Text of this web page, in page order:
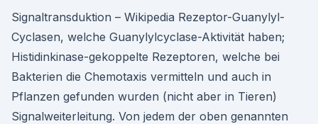
Signaltransduktion – Wikipedia Rezeptor-Guanylyl-
Cyclasen, welche Guanylylcyclase-Aktivität haben;
Histidinkinase-gekoppelte Rezeptoren, welche bei
Bakterien die Chemotaxis vermitteln und auch in
Pflanzen gefunden wurden (nicht aber in Tieren)
Signalweiterleitung. Von jedem der oben genannten